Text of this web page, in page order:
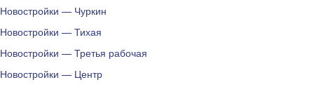
Новостройки — Чуркин
Новостройки — Тихая
Новостройки — Третья рабочая
Новостройки — Центр